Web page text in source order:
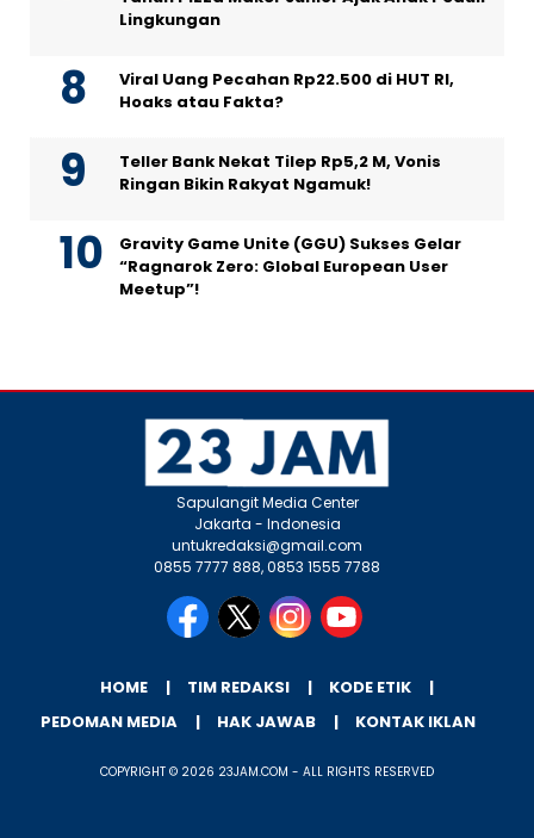
Lingkungan
Viral Uang Pecahan Rp22.500 di HUT RI,
Hoaks atau Fakta?
Teller Bank Nekat Tilep Rp5,2 M, Vonis
Ringan Bikin Rakyat Ngamuk!
Gravity Game Unite (GGU) Sukses Gelar
“Ragnarok Zero: Global European User
Meetup”!
Sapulangit Media Center
Jakarta - Indonesia
untukredaksi@gmail.com
0855 7777 888, 0853 1555 7788
HOME TIM REDAKSI
KODE ETIK
PEDOMAN MEDIA
HAK JAWAB KONTAK IKLAN
COPYRIGHT © 2026 23JAM.COM - ALL RIGHTS RESERVED